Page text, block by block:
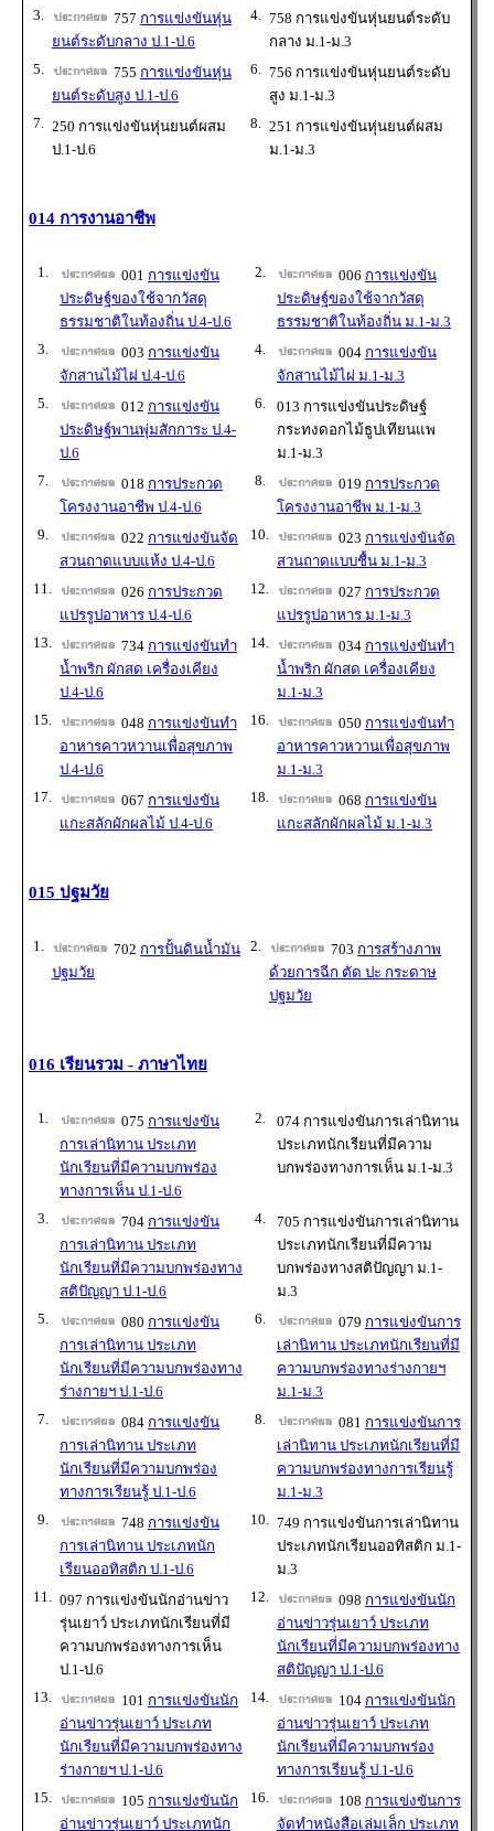
3.
757 การแข่งขันหุ่น
ยนต์ระดับกลาง ป.1-ป.6
4. 758 การแข่งขันหุ่นยนต์ระดับ
กลาง ม.1-ม.3
5.
755 การแข่งขันหุ่น
ยนต์ระดับสูง ป.1-ป.6
6. 756 การแข่งขันหุ่นยนต์ระดับ
สูง ม.1-ม.3
7. 250 การแข่งขันหุ่นยนต์ผสม
ป.1-ป.6
8. 251 การแข่งขันหุ่นยนต์ผสม
ม.1-ม.3
014 การงานอาชีพ
1. 001 การแข่งขัน
ประดิษฐ์ของใช้จากวัสดุ
ธรรมชาติในท้องถิ่น ป.4-ป.6
2. 006 การแข่งขัน
ประดิษฐ์ของใช้จากวัสดุ
ธรรมชาติในท้องถิ่น ม.1-ม.3
3.
003 การแข่งขัน
จักสานไม้ไผ่ ป.4-ป.6
4. 004 การแข่งขัน
จักสานไม้ไผ่ ม.1-ม.3
5.
012 การแข่งขัน
ประดิษฐ์พานพุ่มสักการะ ป.4-
ป.6
6.
013 การแข่งขันประดิษฐ์
กระทงดอกไม้ธูปเทียนแพ
ม.1-ม.3
7.
018 การประกวด
โครงงานอาชีพ ป.4-ป.6
8. 019 การประกวด
โครงงานอาชีพ ม.1-ม.3
9.
022 การแข่งขันจัด
สวนถาดแบบแห้ง ป.4-ป.6
10. 023 การแข่งขันจัด
สวนถาดแบบชื้น ม.1-ม.3
11.
026 การประกวด
แปรรูปอาหาร ป.4-ป.6
12. 027 การประกวด
แปรรูปอาหาร ม.1-ม.3
13.
734 การแข่งขันทำ
น้ำพริก ผักสด เครื่องเคียง
ป.4-ป.6
14. 034 การแข่งขันทำ
น้ำพริก ผักสด เครื่องเคียง
ม.1-ม.3
15.
048 การแข่งขันทำ
อาหารคาวหวานเพื่อสุขภาพ
ป.4-ป.6
16. 050 การแข่งขันทำ
อาหารคาวหวานเพื่อสุขภาพ
ม.1-ม.3
17.
067 การแข่งขัน
แกะสลักผักผลไม้ ป.4-ป.6
18. 068 การแข่งขัน
แกะสลักผักผลไม้ ม.1-ม.3
015 ปฐมวัย
1. 702 การปั้นดินน้ำมัน
ปฐมวัย
2. 703 การสร้างภาพ
ด้วยการฉีก ตัด ปะ กระดาษ
ปฐมวัย
016 เรียนรวม - ภาษาไทย
1. 075 การแข่งขัน
การเล่านิทาน ประเภท
นักเรียนที่มีความบกพร่อง
ทางการเห็น ป.1-ป.6
2.
074 การแข่งขันการเล่านิทาน
ประเภทนักเรียนที่มีความ
บกพร่องทางการเห็น ม.1-ม.3
3. 704 การแข่งขัน
การเล่านิทาน ประเภท
นักเรียนที่มีความบกพร่องทาง
สติปัญญา ป.1-ป.6
4.
705 การแข่งขันการเล่านิทาน
ประเภทนักเรียนที่มีความ
บกพร่องทางสติปัญญา ม.1-
ม.3
5.
080 การแข่งขัน
การเล่านิทาน ประเภท
นักเรียนที่มีความบกพร่องทาง
ร่างกายฯ ป.1-ป.6
6. 079 การแข่งขันการ
เล่านิทาน ประเภทนักเรียนที่มี
ความบกพร่องทางร่างกายฯ
ม.1-ม.3
7.
084 การแข่งขัน
การเล่านิทาน ประเภท
นักเรียนที่มีความบกพร่อง
ทางการเรียนรู้ ป.1-ป.6
8. 081 การแข่งขันการ
เล่านิทาน ประเภทนักเรียนที่มี
ความบกพร่องทางการเรียนรู้
ม.1-ม.3
9.
748 การแข่งขัน
การเล่านิทาน ประเภทนัก
เรียนออทิสติก ป.1-ป.6
10. 749 การแข่งขันการเล่านิทาน
ประเภทนักเรียนออทิสติก ม.1-
ม.3
11. 097 การแข่งขันนักอ่านข่าว
รุ่นเยาว์ ประเภทนักเรียนที่มี
ความบกพร่องทางการเห็น
ป.1-ป.6
12. 098 การแข่งขันนัก
อ่านข่าวรุ่นเยาว์ ประเภท
นักเรียนที่มีความบกพร่องทาง
สติปัญญา ป.1-ป.6
13.
101 การแข่งขันนัก
อ่านข่าวรุ่นเยาว์ ประเภท
นักเรียนที่มีความบกพร่องทาง
ร่างกายฯ ป.1-ป.6
14. 104 การแข่งขันนัก
อ่านข่าวรุ่นเยาว์ ประเภท
นักเรียนที่มีความบกพร่อง
ทางการเรียนรู้ ป.1-ป.6
15.
105 การแข่งขันนัก
อ่านข่าวรุ่นเยาว์ ประเภทนัก
16. 108 การแข่งขันการ
จัดทำหนังสือเล่มเล็ก ประเภท